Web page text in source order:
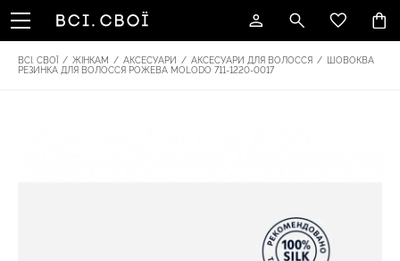
ВСІ. СВОЇ / ЖІНКАМ / АКСЕСУАРИ / АКСЕСУАРИ ДЛЯ ВОЛОССЯ /
ШОВОКВА
РЕЗИНКА ДЛЯ ВОЛОССЯ РОЖЕВА MOLODO 711-1220-0017